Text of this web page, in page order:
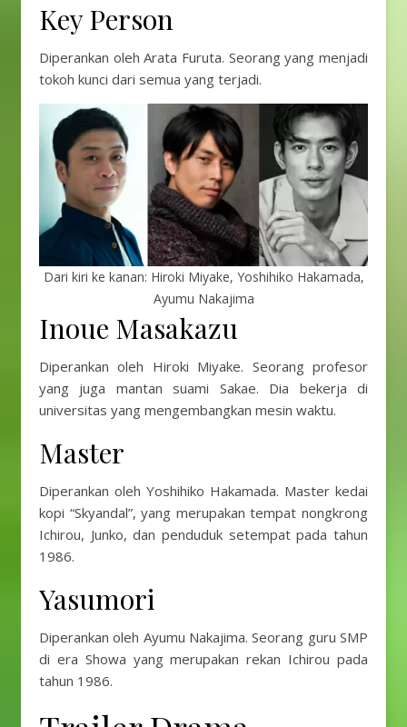
Key Person
Diperankan oleh Arata Furuta. Seorang yang menjadi
tokoh kunci dari semua yang terjadi.
Dari kiri ke kanan: Hiroki Miyake, Yoshihiko Hakamada,
Ayumu Nakajima
Inoue Masakazu
Diperankan oleh Hiroki Miyake. Seorang profesor
yang juga mantan suami Sakae. Dia bekerja di
universitas yang mengembangkan mesin waktu.
Master
Diperankan oleh Yoshihiko Hakamada. Master kedai
kopi “Skyandal”, yang merupakan tempat nongkrong
Ichirou, Junko, dan penduduk setempat pada tahun
1986.
Yasumori
Diperankan oleh Ayumu Nakajima. Seorang guru SMP
di era Showa yang merupakan rekan Ichirou pada
tahun 1986.